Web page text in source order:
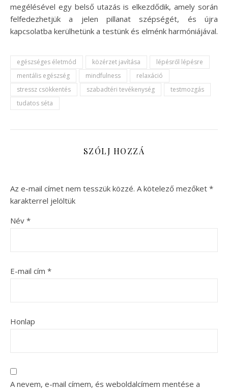
megélésével egy belső utazás is elkezdődik, amely során
felfedezhetjük a jelen pillanat szépségét, és újra
kapcsolatba kerülhetünk a testünk és elménk harmóniájával.
egészséges életmód közérzet javítása
lépésről lépésre
mentális egészség
mindfulness
relaxáció
stressz csökkentés
szabadtéri tevékenység
testmozgás
tudatos séta
SZÓLJ HOZZÁ
Az e-mail címet nem tesszük közzé. A kötelező mezőket *
karakterrel jelöltük
Név *
E-mail cím *
Honlap
A nevem, e-mail címem, és weboldalcímem mentése a